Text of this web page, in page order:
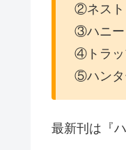
②ネスト
③ハニー
④トラッ
⑤ハンタ
最新刊は『